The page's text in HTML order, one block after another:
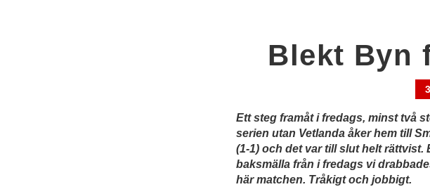
Blekt Byn
Ett steg framåt i fredags, minst två
serien utan Vetlanda åker hem till
(1-1) och det var till slut helt
baksmälla från i fredags vi
här matchen. Tråkigt och jobbigt.